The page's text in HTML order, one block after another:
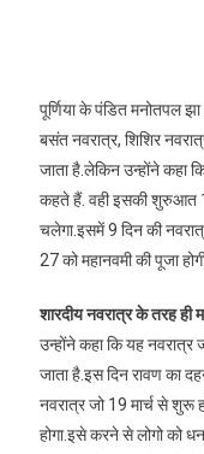
पूर्णिया के पंडित मनोतपल
बसंत नवरात्र, शिशिर
जाता है.लेकिन उन्होंने कहा
कहते हैं. वही इसकी शुरुआत
चलेगा.इसमें 9 दिन की
27 को महानवमी की पूजा
शारदीय नवरात्र के तरह ही
उन्होंने कहा कि यह नवरात्र
जाता है.इस दिन रावण का
नवरात्र जो 19 मार्च से शुरू
होगा.इसे करने से लोगो को